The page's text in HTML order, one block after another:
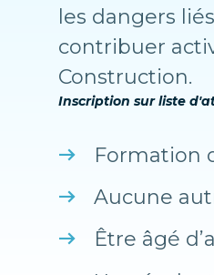
les dangers
contribuer
Construction.
Inscription sur liste
Formation
Aucune
Être âgé